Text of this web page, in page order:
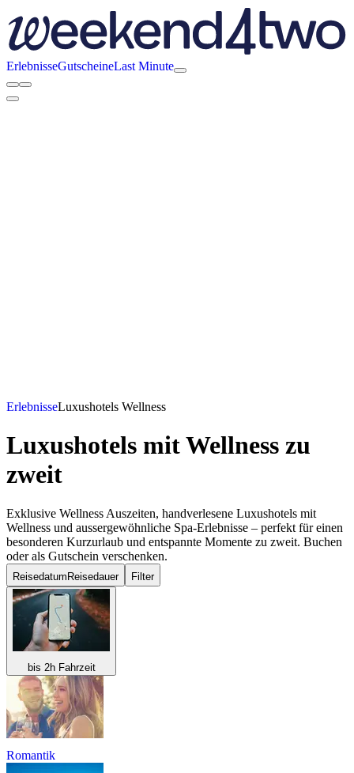
ErlebnisseGutscheineLast Minute
ErlebnisseLuxushotels Wellness
Luxushotels mit Wellness zu
zweit
Exklusive Wellness Auszeiten, handverlesene Luxushotels mit
Wellness und aussergewöhnliche Spa-Erlebnisse – perfekt für einen
besonderen Kurzurlaub und entspannte Momente zu zweit. Buchen
oder als Gutschein verschenken.
Reisedatum Reisedauer Filter
bis 2h Fahrzeit
Romantik